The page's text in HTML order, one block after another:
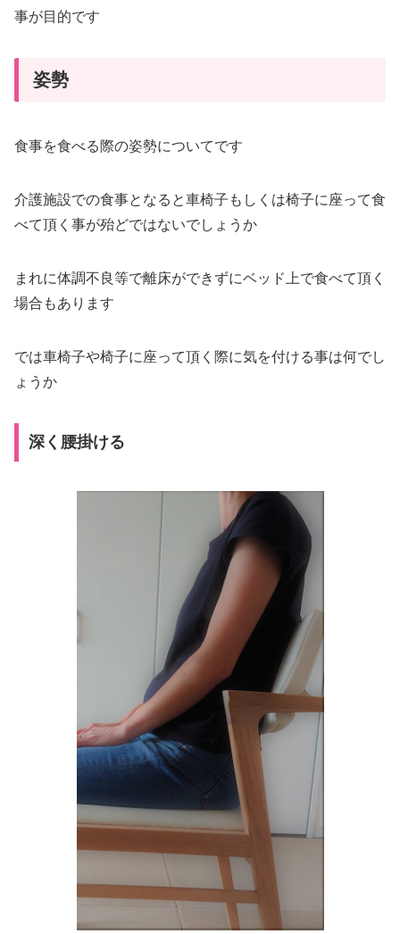
事が目的です
姿勢
食事を食べる際の姿勢についてです
介護施設での食事となると車椅子もしくは椅子に座って食
べて頂く事が殆どではないでしょうか
まれに体調不良等で離床ができずにベッド上で食べて頂く
場合もあります
では車椅子や椅子に座って頂く際に気を付ける事は何でし
ょうか
深く腰掛ける